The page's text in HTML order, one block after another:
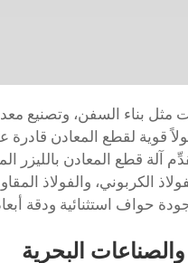
بناء السفن، وتصنيع معدات
قوية لقطع المعادن
آلة قطع المعادن بالليزر
الكربوني، والفولاذ
حواف استثنائية ودقة
البحرية